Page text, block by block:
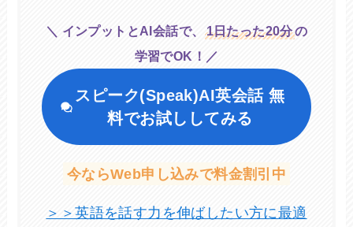
＼ インプットとAI会話で、 1日たった20分の
学習でOK！／
スピーク(Speak)AI英会話 無
料でお試ししてみる
今ならWeb申し込みで料金割引中
＞＞英語を話す力を伸ばしたい方に最適